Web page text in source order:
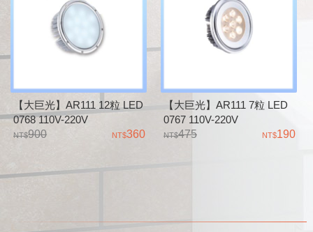
【大巨光】AR111 12粒 LED
0768 110V-220V
900
360
【大巨光】AR111 7粒 LED
0767 110V-220V
475
190